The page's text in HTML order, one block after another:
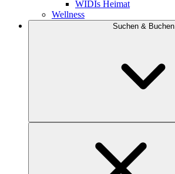
WIDIs Heimat
Wellness
Suchen & Buchen